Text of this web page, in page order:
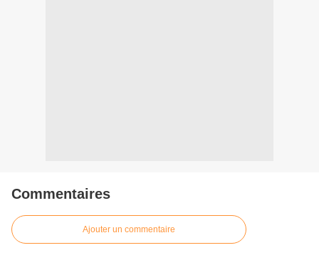
Commentaires
Ajouter un commentaire